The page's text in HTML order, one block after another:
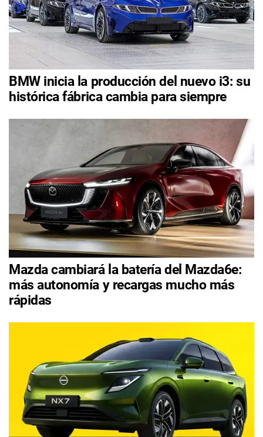
BMW inicia la producción del nuevo i3: su
histórica fábrica cambia para siempre
Mazda cambiará la batería del Mazda6e:
más autonomía y recargas mucho más
rápidas